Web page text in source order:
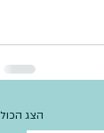
הצג הכול